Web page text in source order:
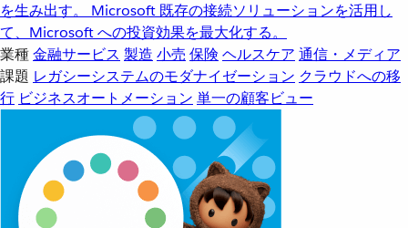
を生み出す。
Microsoft 既存の接続ソリューションを活用し
て、Microsoft への投資効果を最大化する。
業種金融サービス 製造 小売 保険 ヘルスケア 通信・メディア
課題 レガシーシステムのモダナイゼーション クラウドへの移
行 ビジネスオートメーション 単一の顧客ビュー